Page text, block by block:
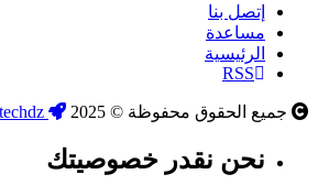
إتصل بنا
مساعدة
الرئيسية
RSS
جميع الحقوق محفوظة © 2025
نحن نقدر خصوصيتك